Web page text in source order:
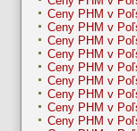
Ceny PHM v
Ceny PHM v
Ceny PHM v
Ceny PHM v
Ceny PHM v
Ceny PHM v
Ceny PHM v
Ceny PHM v
Ceny PHM v